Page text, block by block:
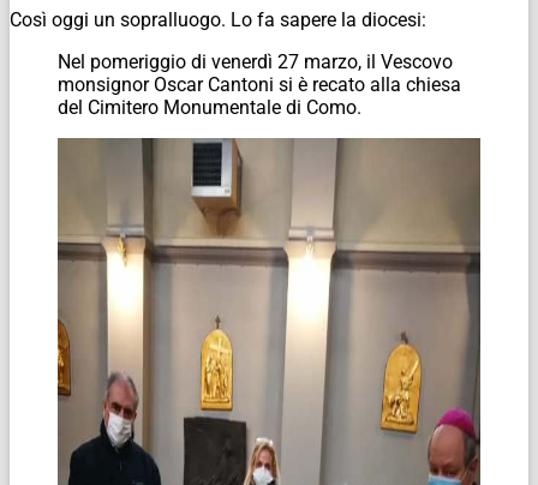
Così oggi un sopralluogo. Lo fa sapere la diocesi:
Nel pomeriggio di venerdì 27 marzo, il Vescovo
monsignor Oscar Cantoni si è recato alla chiesa
del Cimitero Monumentale di Como.